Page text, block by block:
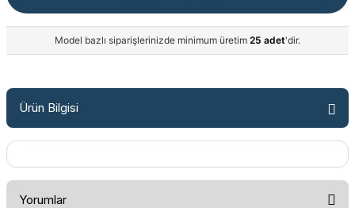
Model bazlı siparişlerinizde minimum üretim 25 adet'dir.
Ürün Bilgisi
Yorumlar